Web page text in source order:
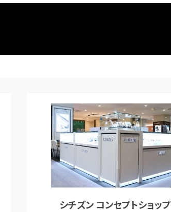
シチズン コンセプトショップ